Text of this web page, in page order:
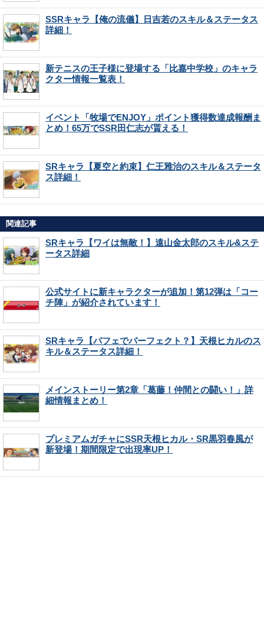
SSRキャラ【俺の流儀】日吉若のスキル＆ステータス
詳細！
新テニスの王子様に登場する「比嘉中学校」のキャラ
クター情報一覧表！
イベント「牧場でENJOY」ポイント獲得数達成報酬ま
とめ！65万でSSR田仁志が貰える！
SRキャラ【夏空と約束】仁王雅治のスキル＆ステータ
ス詳細！
関連記事
SRキャラ【ワイは無敵！】遠山金太郎のスキル&ステ
ータス詳細
公式サイトに新キャラクターが追加！第12弾は「コー
チ陣」が紹介されています！
SRキャラ【パフェでパーフェクト？】天根ヒカルのス
キル＆ステータス詳細！
メインストーリー第2章「葛藤！仲間との闘い！」詳
細情報まとめ！
プレミアムガチャにSSR天根ヒカル・SR黒羽春風が
新登場！期間限定で出現率UP！